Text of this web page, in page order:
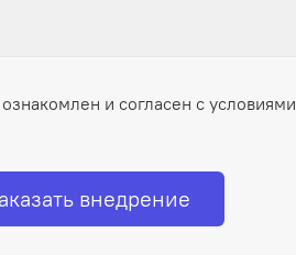
и согласен с условиями
внедрение